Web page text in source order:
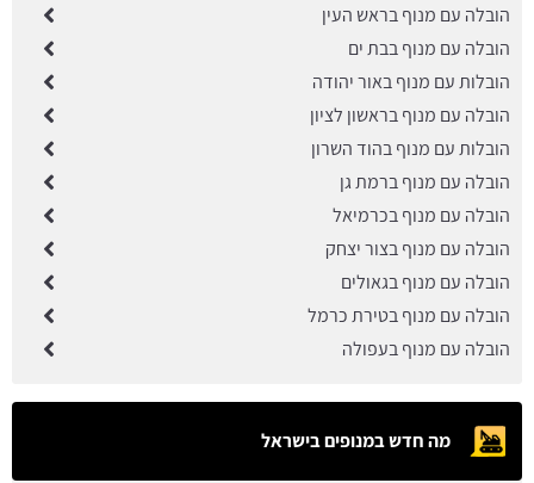
הובלה עם מנוף בראש העין
הובלה עם מנוף בבת ים
הובלות עם מנוף באור יהודה
הובלה עם מנוף בראשון לציון
הובלות עם מנוף בהוד השרון
הובלה עם מנוף ברמת גן
הובלה עם מנוף בכרמיאל
הובלה עם מנוף בצור יצחק
הובלה עם מנוף בגאולים
הובלה עם מנוף בטירת כרמל
הובלה עם מנוף בעפולה
מה חדש במנופים בישראל